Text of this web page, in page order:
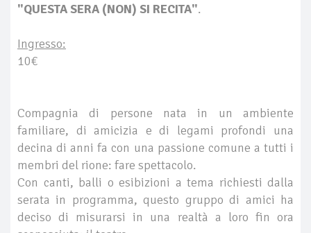
"QUESTA SERA (NON) SI RECITA".
Ingresso:
10€
Compagnia di persone nata in un ambiente
familiare, di amicizia e di legami profondi una
decina di anni fa con una passione comune a tutti i
membri del rione: fare spettacolo.
Con canti, balli o esibizioni a tema richiesti dalla
serata in programma, questo gruppo di amici ha
deciso di misurarsi in una realtà a loro fin ora